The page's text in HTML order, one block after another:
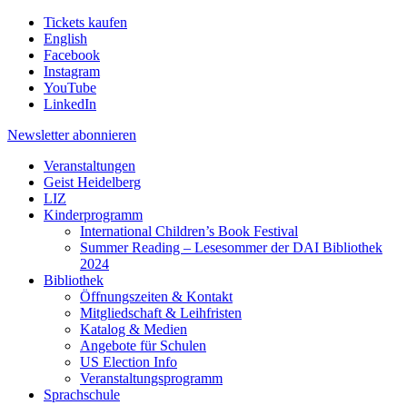
Tickets kaufen
English
Facebook
Instagram
YouTube
LinkedIn
Newsletter abonnieren
Veranstaltungen
Geist Heidelberg
LIZ
Kinderprogramm
International Children’s Book Festival
Summer Reading – Lesesommer der DAI Bibliothek
2024
Bibliothek
Öffnungszeiten & Kontakt
Mitgliedschaft & Leihfristen
Katalog & Medien
Angebote für Schulen
US Election Info
Veranstaltungsprogramm
Sprachschule